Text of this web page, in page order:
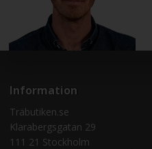
Information
Träbutiken.se
Klarabergsgatan 29
111 21 Stockholm